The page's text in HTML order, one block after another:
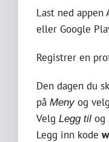
Last ned appen
eller Google
Registrer en
Den dagen du
på Menyog velg
Velg Legg til og
Legg inn kode